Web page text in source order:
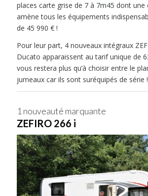
places carte grise de 7 à 7m45 dont une
amène tous les équipements
de 45 990 € !
Pour leur part, 4 nouveaux intégraux
Ducato apparaissent au tarif unique de
vous restera plus qu’à choisir entre le
jumeaux car ils sont suréquipés de série !
1 nouveauté marquante
ZEFIRO 266 i